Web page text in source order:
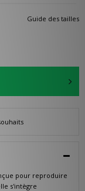
Guide des tailles
pour reproduire
s'intègre